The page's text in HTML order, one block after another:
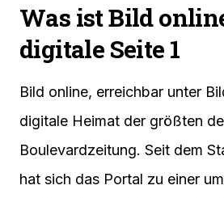
Was ist Bild
digitale Seite 1
Bild online, erreichbar unter
digitale Heimat der größten
Boulevardzeitung. Seit dem
hat sich das Portal zu einer